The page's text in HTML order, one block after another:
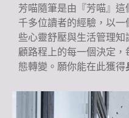
芳喵隨筆是由『芳喵』
千多位讀者的經驗，以
些心靈舒壓與生活管理
顧路程上的每一個決定
態轉變。願你能在此獲得